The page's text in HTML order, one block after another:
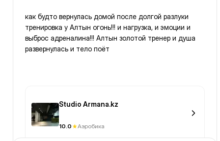
как будто вернулась домой после долгой разлуки
тренировка у Алтын огонь!!! и нагрузка, и эмоции и
выброс адреналина!!! Алтын золотой тренер и душа
развернулась и тело поёт
Studio Armana.kz
10.0 Аэробика